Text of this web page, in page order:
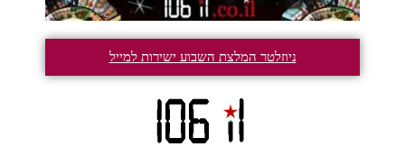
ניוזלטר המלצת השבוע ישירות למייל